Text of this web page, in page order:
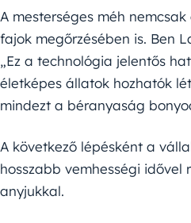
A mesterséges méh
fajok megőrzésében is. Ben
„Ez a technológia jelentős
életképes állatok hozhatók
mindezt a béranyaság
A következő lépésként a
hosszabb vemhességi
anyjukkal.